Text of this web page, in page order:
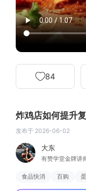
新零售资讯
私域课程
增长俱乐部
增长俱乐部
商家社区
合作共进
入驻有赞
84
炸鸡店如何提升
发布于 2026-06-02
大东
有赞学堂金牌讲
食品快消 百购